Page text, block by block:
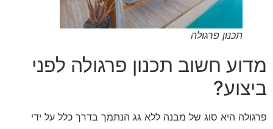
תכנון פרגולה
מדוע חשוב תכנון פרגולה לפני
ביצוע?
פרגולה היא סוג של מבנה ללא גג הנתמך בדרך כלל על ידי